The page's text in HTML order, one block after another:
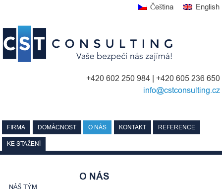
content
Čeština English
+420 602 250 984 | +420 605 236 650
info@cstconsulting.cz
FIRMA DOMÁCNOST O NÁS KONTAKT REFERENCE
KE STAŽENÍ
NÁŠ TÝM
O NÁS